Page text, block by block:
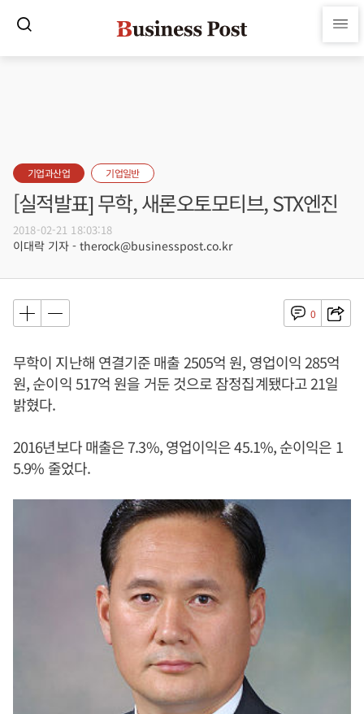
기업과산업 기업일반
[실적발표] 무학, 새론오토모티브, STX엔진
2018-02-21 18:03:18
이대락 기자 - therock@businesspost.co.kr
0
무학이 지난해 연결기준 매출 2505억 원, 영업이익 285억
원, 순이익 517억 원을 거둔 것으로 잠정집계됐다고 21일
밝혔다.
2016년보다 매출은 7.3%, 영업이익은 45.1%, 순이익은 1
5.9% 줄었다.